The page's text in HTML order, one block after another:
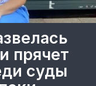
прячет
суды